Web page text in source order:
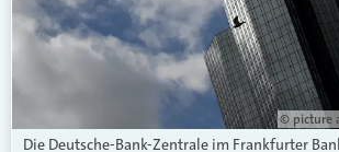
© picture
Die Deutsche-Bank-Zentrale im Frankfurter